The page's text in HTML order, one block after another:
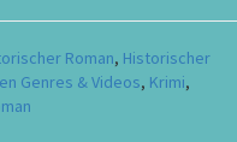
Roman, Historischer
Genres & Videos, Krimi,